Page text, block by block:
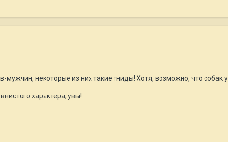
мужчин, некоторые из них такие гниды! Хотя, возможно, что собак
характера, увы!